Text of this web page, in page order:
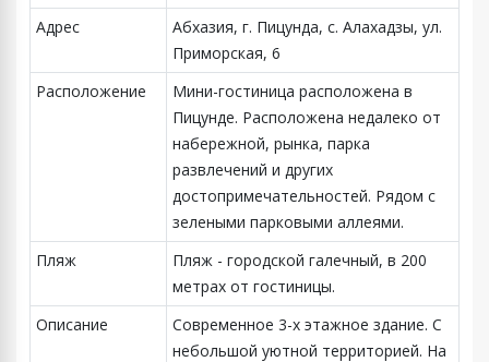
Адрес
Абхазия, г. Пицунда, с. Алахадзы, ул.
Приморская, 6
Расположение
Мини-гостиница расположена в
Пицунде. Расположена недалеко от
набережной, рынка, парка
развлечений и других
достопримечательностей. Рядом с
зелеными парковыми аллеями.
Пляж
Пляж - городской галечный, в 200
метрах от гостиницы.
Описание
Современное 3-х этажное здание. С
небольшой уютной территорией. На